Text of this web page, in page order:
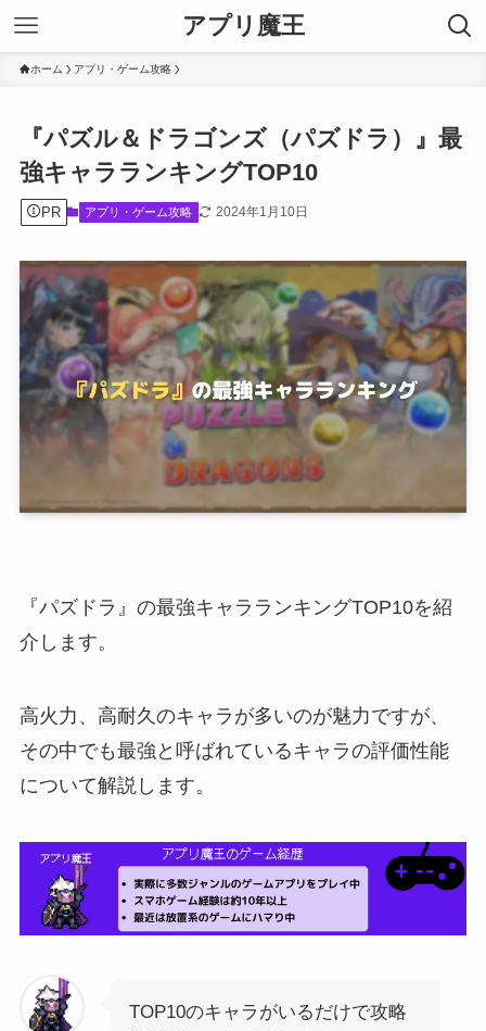
アプリ魔王
ホーム アプリ・ゲーム攻略
『パズル＆ドラゴンズ（パズドラ）』最
強キャラランキングTOP10
PR アプリ・ゲーム攻略 2024年1月10日
『パズドラ』の最強キャラランキングTOP10を紹
介します。
高火力、高耐久のキャラが多いのが魅力ですが、
その中でも最強と呼ばれているキャラの評価性能
について解説します。
TOP10のキャラがいるだけで攻略